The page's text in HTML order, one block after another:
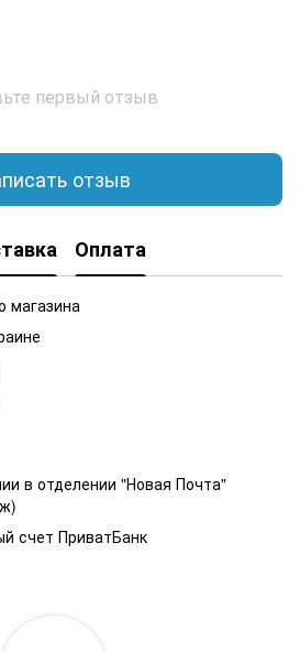
первый отзыв
отзыв
Оплата
магазина
в отделении "Новая Почта"
счет ПриватБанк